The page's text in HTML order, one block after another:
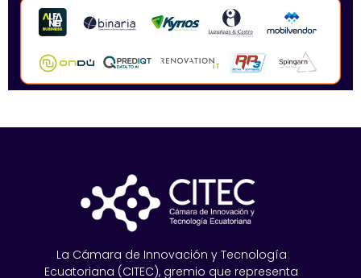
La Cámara de Innovación y Tecnología
Ecuatoriana (CITEC), gremio que representa